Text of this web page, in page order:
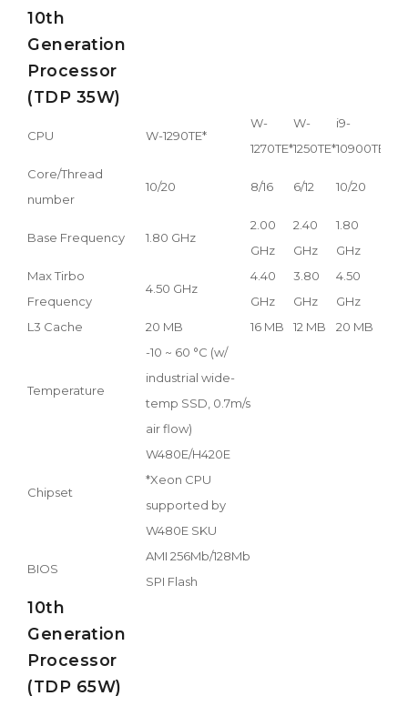
10th
Generation
Processor
(TDP 35W)
CPU W-1290TE*
W-
1270TE*
W-
1250TE*
i9-
10900TE
Core/Thread
number
10/20 8/16 6/12 10/20
Base Frequency 1.80 GHz
2.00
GHz
2.40
GHz
1.80
GHz
Max Tirbo
Frequency
4.50 GHz
4.40
GHz
3.80
GHz
4.50
GHz
L3 Cache
20 MB 16 MB 12 MB 20 MB
Temperature
-10 ~ 60 °C (w/
industrial wide-
temp SSD, 0.7m/s
air flow)
Chipset
W480E/H420E
*Xeon CPU
supported by
W480E SKU
BIOS
AMI 256Mb/128Mb
SPI Flash
10th
Generation
Processor
(TDP 65W)